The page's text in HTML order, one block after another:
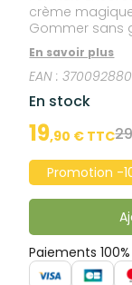
crème
Gommer sans
formule a été
occlusif qui
un film (non
directement
En savoir plus
EAN :
En stock
19,90 € TTC
Promotion -
Paiements